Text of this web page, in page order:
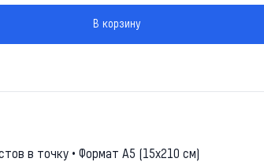
В корзину
в точку • Формат А5 (15х210 см)